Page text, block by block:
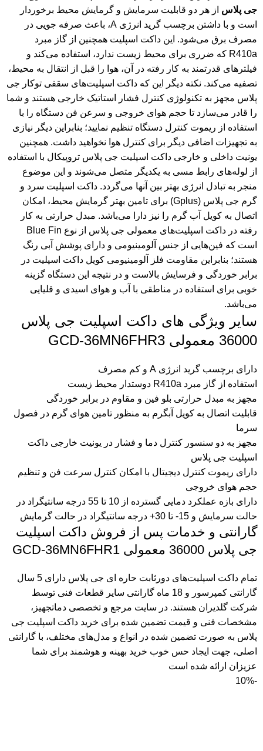
جی پلاس از هر دو قابلیت سرمایش و گرمایش محیط برخوردار
است و با داشتن برچسب گرید انرژی A، باعث صرفه جویی در
مصرف برق می‌شود. این داکت اسپلیت همچنین از گاز مبرد
R410a که ضرری برای محیط زیست ندارد، استفاده می‌کند و
فیلترهای قدرتمند به کار رفته در آن، هوا را قبل از انتقال به محیط،
تصفیه می‌کند. نکته دیگر این که داکت اسپلیت‌های سقفی توکار جی
پلاس مجهز به تکنولوژی کنترل فشار استاتیک خارجی هستند و شما
را قادر می‌سازد تا حجم هوای خروجی و سرعن فن دستگاه را با
استفاده از ریموت کنترل دستگاه تنظیم نمایید؛ بنابراین دیگر نیازی
به تجهیزات اضافی دیگر برای کنترل هوا نخواهید داشت. همچنین
یونیت داخلی و خارجی داکت اسپلیت جی پلاس تروپیکال با استفاده
از لوله‌های رابط مسی به یکدیگر متصل می‌شوند و این موضوع
منجر به تبادل انرژی بهتر بین آنها می‌گردد. داکت اسپلیت سرد و
گرم جی پلاس (Gplus) برای تامین بهتر گرمایش محیط، امکان
اتصال به کویل آب گرم را نیز دارا می‌باشد. مبدل حرارتی به کار
رفته در داکت اسپلیت‌های معمولی جی پلاس از نوع Blue Fin
است که فین‌هایی از جنس آلومینیومی و دارای پوشش آبی رنگ
هستند؛ بنابراین مقاومت فلز آلومینیومی کویل داکت اسپلیت در
برابر خوردگی و فرسایش بالاست و در نتیجه این دستگاه گزینه
خوبی برای استفاده در مناطقی با آب و هوای اسیدی و قلیایی
می‌باشد.
سایر ویژگی های داکت اسپلیت جی پلاس
36000 معمولی GCD-36MN6FHR3
دارای برچسب گرید انرژی A و کم مصرف
استفاده از گاز مبرد R410a دوستدار محیط زیست
مجهز به مبدل حرارتی بلو فین و مقاوم در برابر خوردگی
قابلیت اتصال به کویل آبگرم به منظور تامین هوای گرم در فصول
سرما
مجهز به دو سنسور کنترل دما و فشار در یونیت خارجی داکت
اسپلیت جی پلاس
دارای ریموت کنترل دیجیتال با امکان کنترل سرعت فن و تنظیم
حجم هوای خروجی
دارای بازه عملکرد دمایی گسترده از 10 تا 55 درجه سانتیگراد در
حالت سرمایش و 15- تا 30+ درجه سانتیگراد در حالت گرمایش
گارانتی و خدمات پس از فروش داکت اسپلیت
جی پلاس 36000 معمولی GCD-36MN6FHR1
تمام داکت اسپلیت‌های دورثابت حاره ای جی پلاس دارای 5 سال
گارانتی کمپرسور و 18 ماه گارانتی سایر قطعات فنی توسط
شرکت گلدیران هستند. در سایت مرجع و تخصصی دماتجهیز،
مشخصات فنی و قیمت تضمین شده برای خرید داکت اسپلیت جی
پلاس به صورت تضمین شده در انواع و مدل‌های مختلف، با گارانتی
اصلی، جهت ایجاد حس خوب خرید بهینه و هوشمند برای شما
عزیزان ارائه شده است
-10%